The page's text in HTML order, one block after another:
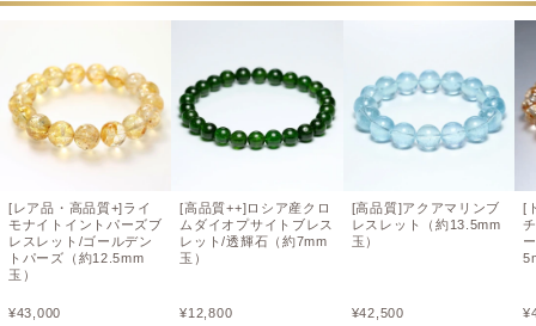
[レア品・高品質+]ライ
モナイトイントパーズブ
レスレット/ゴールデン
トパーズ（約12.5mm
玉）
¥43,000
[高品質++]ロシア産クロ
ムダイオプサイトブレス
レット/透輝石（約7mm
玉）
¥12,800
[高品質]アクアマリンブ
レスレット（約13.5mm
玉）
¥42,500
[
¥